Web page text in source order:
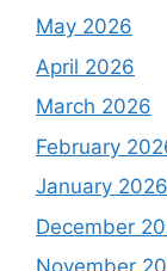
May 2026
April 2026
March 2026
February
January 2026
December